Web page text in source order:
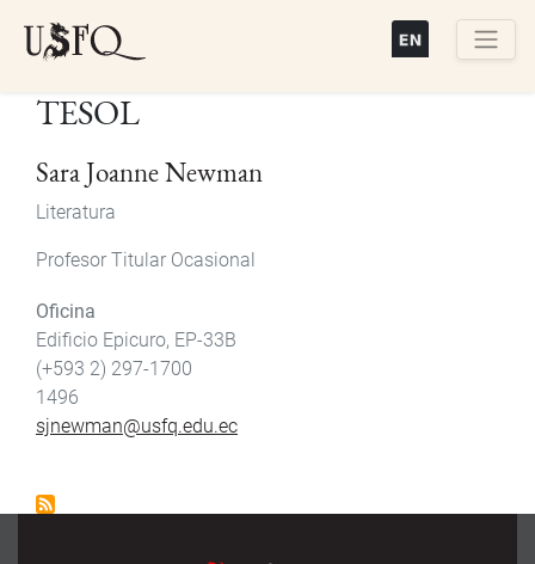
TESOL
Sara Joanne Newman
Literatura
Profesor Titular Ocasional
Oficina
Edificio Epicuro, EP-33B
(+593 2) 297-1700
1496
sjnewman@usfq.edu.ec